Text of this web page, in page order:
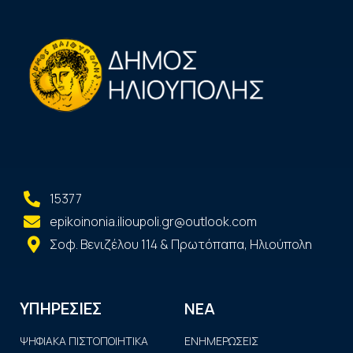
15377
epikoinonia.ilioupoli.gr@outlook.com
Σοφ. Βενιζέλου 114 & Πρωτόπαπα, Ηλιούπολη
ΥΠΗΡΕΣΙΕΣ
ΨΗΦΙΑΚΑ ΠΙΣΤΟΠΟΙΗΤΙΚΑ
ΝΕΑ
ΕΝΗΜΕΡΩΣΕΙΣ